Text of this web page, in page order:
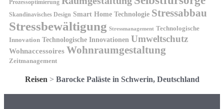
Prozessoptimierung
Skandinavisches Design Smart Home Technologie Stressabbau
Stressbewältigung Stressmanagement Technologische
Innovation Technologische Innovationen Umweltschutz
Wohnaccessoires Wohnraumgestaltung
Zeitmanagement
Reisen > Barocke Paläste in Schwerin, Deutschland